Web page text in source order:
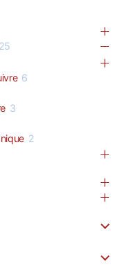
25
6
3
2